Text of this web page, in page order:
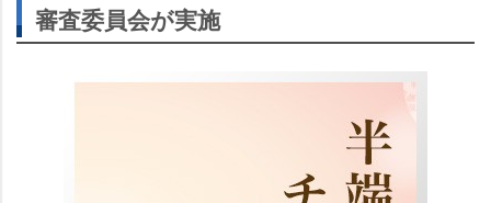
審査委員会が実施